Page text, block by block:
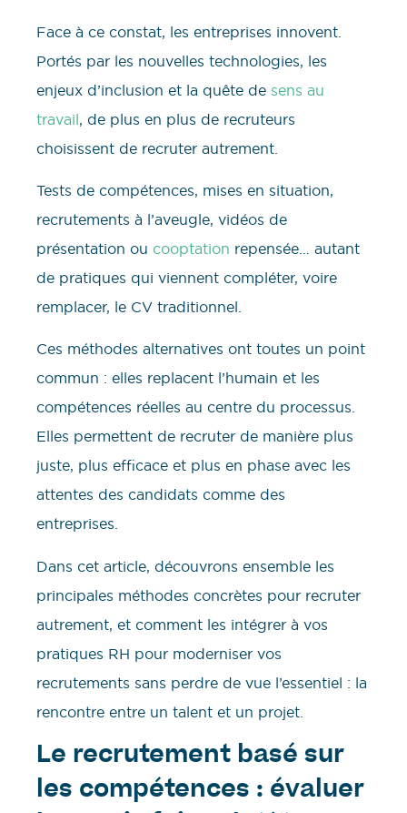
Face à ce constat, les entreprises innovent.
Portés par les nouvelles technologies, les
enjeux d’inclusion et la quête de sens au
travail, de plus en plus de recruteurs
choisissent de recruter autrement.
Tests de compétences, mises en situation,
recrutements à l’aveugle, vidéos de
présentation ou cooptation repensée… autant
de pratiques qui viennent compléter, voire
remplacer, le CV traditionnel.
Ces méthodes alternatives ont toutes un point
commun : elles replacent l’humain et les
compétences réelles au centre du processus.
Elles permettent de recruter de manière plus
juste, plus efficace et plus en phase avec les
attentes des candidats comme des
entreprises.
Dans cet article, découvrons ensemble les
principales méthodes concrètes pour recruter
autrement, et comment les intégrer à vos
pratiques RH pour moderniser vos
recrutements sans perdre de vue l’essentiel : la
rencontre entre un talent et un projet.
Le recrutement basé sur
les compétences : évaluer